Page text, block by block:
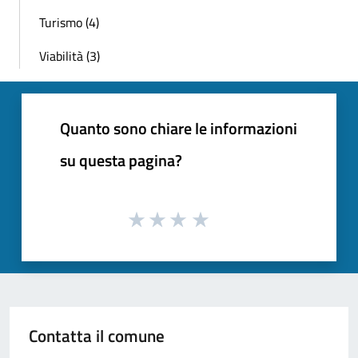
Turismo (4)
Viabilità (3)
Quanto sono chiare le informazioni
su questa pagina?
Contatta il comune